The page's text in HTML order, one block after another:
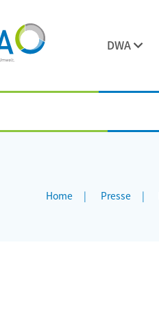
DWA
Home
Presse